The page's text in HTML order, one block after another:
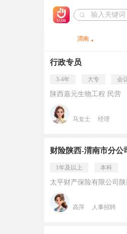
渭南
行政专员
3-4年 大专 会
陕西嘉元生物工程 民营
马女士 经理
财险陕西-渭南市分公
1年及以上 本科
太平财产保险有限公司
高萍 人事招聘